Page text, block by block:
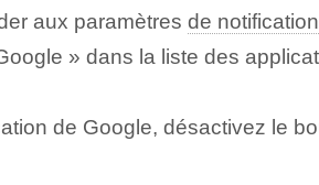
aux paramètres de
» dans la liste des
de Google, désactivez le